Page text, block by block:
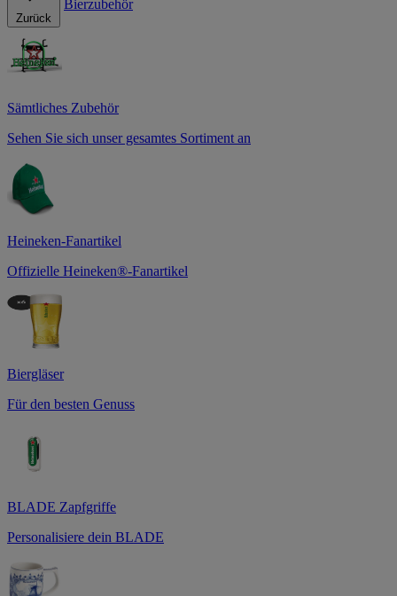
Zurück
Bierzubehör
Sämtliches Zubehör
Sehen Sie sich unser gesamtes Sortiment an
Heineken-Fanartikel
Offizielle Heineken®-Fanartikel
Biergläser
Für den besten Genuss
BLADE Zapfgriffe
Personalisiere dein BLADE